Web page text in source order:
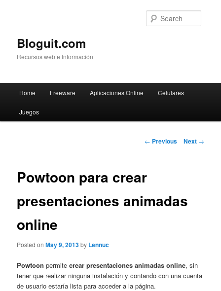
Bloguit.com
Recursos web e Información
Skip
to
Home Freeware Aplicaciones Online Celulares
Juegos
Post
← Previous Next →
Powtoon para crear
presentaciones animadas
online
Posted onMay 9, 2013by Lennuc
Powtoon permitecrear presentaciones animadas online, sin
tener que realizar ninguna instalación y contando con una cuenta
de usuario estaría lista para acceder a la página.